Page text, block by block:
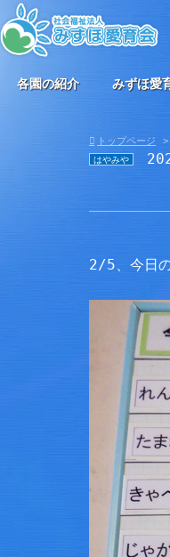
各園の紹介 みずほ愛
トップページ
はやみや
2/5、今日の